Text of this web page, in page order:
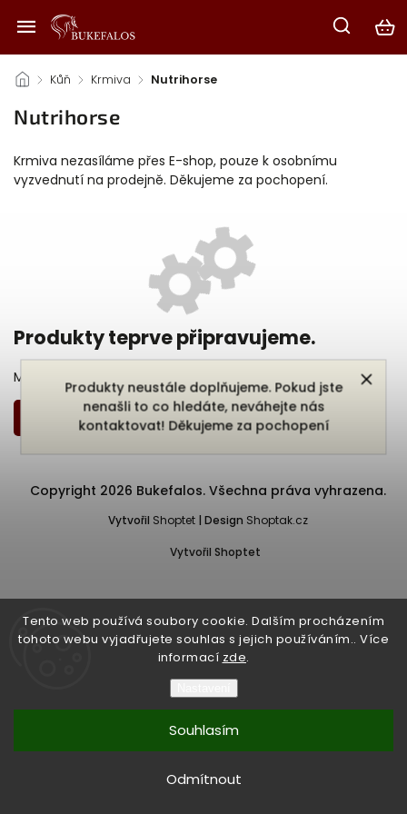
Tento web používá soubory cookie. Dalším procházením
tohoto webu vyjadřujete souhlas s jejich používáním.. Více
informací zde.
Odmítnout
Souhlasím
Produkty neustále doplňujeme. Pokud jste
nenašli to co hledáte, neváhejte nás
kontaktovat! Děkujeme za pochopení
/ Kůň / Krmiva / Nutrihorse
Nutrihorse
Krmiva nezasíláme přes E-shop, pouze k osobnímu
vyzvednutí na prodejně. Děkujeme za pochopení.
Produkty teprve připravujeme.
Můžete se ale podívat na ostatní kategorie.
Zpět do obchodu
Vytvořil Shoptet
Copyright 2026 Bukefalos. Všechna práva vyhrazena.
Vytvořil Shoptet | Design Shoptak.cz